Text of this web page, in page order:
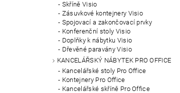
Skříně Visio
Zásuvkové kontejnery Visio
Spojovací a zakončovací prvky
Konferenční stoly Visio
Doplňky k nábytku Visio
Dřevěné paravány Visio
KANCELÁŘSKÝ NÁBYTEK PRO OFFICE
Kancelářské stoly Pro Office
Kontejnery Pro Office
Kancelářské skříně Pro Office